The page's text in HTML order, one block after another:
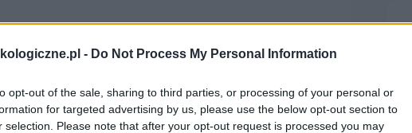
- Do Not Process My Personal Information
opt-out of the sale, sharing to third parties, or processing of your personal or
for targeted advertising by us, please use the below opt-out section to
selection. Please note that after your opt-out request is processed you may